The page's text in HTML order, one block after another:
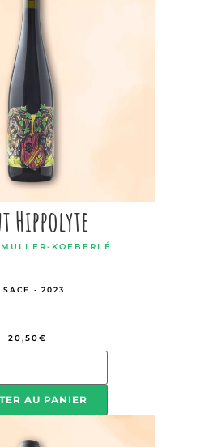
Hippolyte
KOEBERLÉ
- 2023
20,50€
AU PANIER